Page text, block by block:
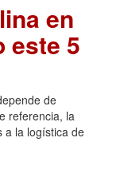
en
este 5
de
referencia, la
a la logística de